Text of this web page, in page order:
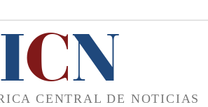
ICN
CENTRAL DE NOTICIAS